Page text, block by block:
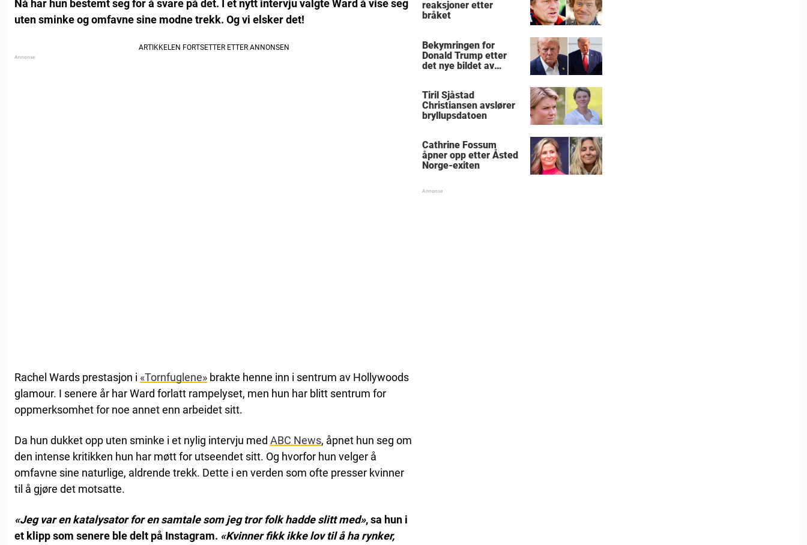
Nå har hun bestemt seg for å svare på det. I et nytt intervju valgte Ward å vise seg
uten sminke og omfavne sine modne trekk. Og vi elsker det!
Rachel Wards prestasjon i «Tornfuglene» brakte henne inn i sentrum av Hollywoods
glamour. I senere år har Ward forlatt rampelyset, men hun har blitt sentrum for
oppmerksomhet for noe annet enn arbeidet sitt.
Da hun dukket opp uten sminke i et nylig intervju med ABC News, åpnet hun seg om
den intense kritikken hun har møtt for utseendet sitt. Og hvorfor hun velger å
omfavne sine naturlige, aldrende trekk. Dette i en verden som ofte presser kvinner
til å gjøre det motsatte.
«Jeg var en katalysator for en samtale som jeg tror folk hadde slitt med», sa hun i
et klipp som senere ble delt på Instagram. «Kvinner fikk ikke lov til å ha rynker,
reaksjoner etter
bråket
Bekymringen for
Donald Trump etter
det nye bildet av
Tiril Sjåstad
Christiansen avslører
bryllupsdatoen
Cathrine Fossum
åpner opp etter Åsted
Norge-exiten